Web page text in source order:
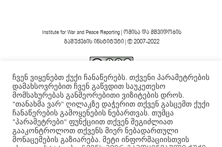
Institute for War and Peace Reporting| ომისა და მშვიდობის
გაშუქების ინსტიტუტი| © 2007-2022
ვებგვერდის ფორმა და შინაარსი დაცულიაCreative
Commons-ის არაკომერციული 4.0 საერთაშორისო
ლიცენზიის ფარგლებში.
ჩვენ ვიყენებთ ქუქი ჩანაწერებს. თქვენი პარამეტრების
დამახსოვრებით ჩვენ გაწვდით საუკეთესო
მომსახურებას განმეორებითი ვიზიტების დროს.
"თანახმა ვარ" ღილაკზე დაჭერით თქვენ გასცემთ ქუქი
ჩანაწერების გამოყენების ნებართვას. თუმცა
"პარამეტრები" ფუნქციით თქვენ შეგიძლიათ
გააკონტროლოთ თქვენს მიერ ნებადართული
მონაცემების გაზიარება. მეტი ინფორმაციისთვის